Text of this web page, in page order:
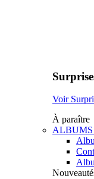
Voir
À paraître
ALBUMS